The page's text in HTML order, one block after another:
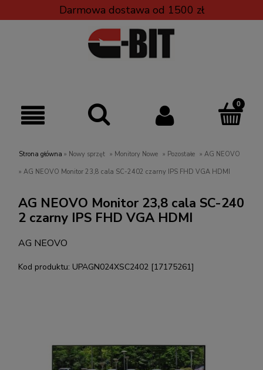
Darmowa dostawa od 1500 zł
Strona główna » Nowy sprzęt » Monitory Nowe » Pozostałe » AG NEOVO
» AG NEOVO Monitor 23,8 cala SC-2402 czarny IPS FHD VGA HDMI
AG NEOVO Monitor 23,8 cala SC-240
2 czarny IPS FHD VGA HDMI
AG NEOVO
Kod produktu: UPAGN024XSC2402 [17175261]